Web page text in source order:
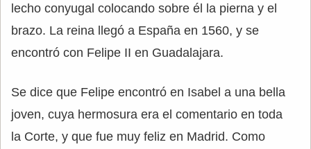
lecho conyugal colocando sobre él la pierna y el
brazo. La reina llegó a España en 1560, y se
encontró con Felipe II en Guadalajara.
Se dice que Felipe encontró en Isabel a una bella
joven, cuya hermosura era el comentario en toda
la Corte, y que fue muy feliz en Madrid. Como